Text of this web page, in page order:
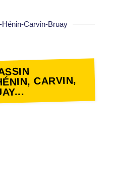
Carvin-Bruay
CARVIN,